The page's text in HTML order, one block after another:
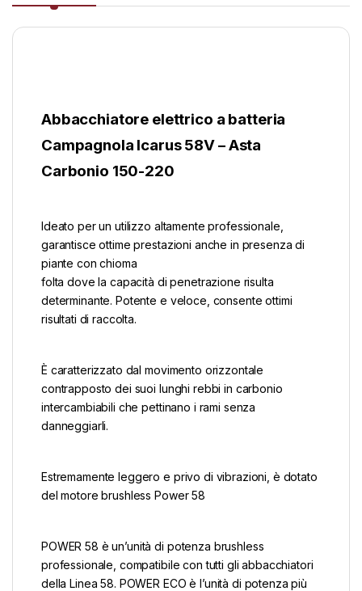
Abbacchiatore elettrico a batteria
Campagnola Icarus 58V – Asta
Carbonio 150-220
Ideato per un utilizzo altamente professionale,
garantisce ottime prestazioni anche in presenza di
piante con chioma
folta dove la capacità di penetrazione risulta
determinante. Potente e veloce, consente ottimi
risultati di raccolta.
È caratterizzato dal movimento orizzontale
contrapposto dei suoi lunghi rebbi in carbonio
intercambiabili che pettinano i rami senza
danneggiarli.
Estremamente leggero e privo di vibrazioni, è dotato
del motore brushless Power 58
POWER 58 è un’unità di potenza brushless
professionale, compatibile con tutti gli abbacchiatori
della Linea 58. POWER ECO è l’unità di potenza più